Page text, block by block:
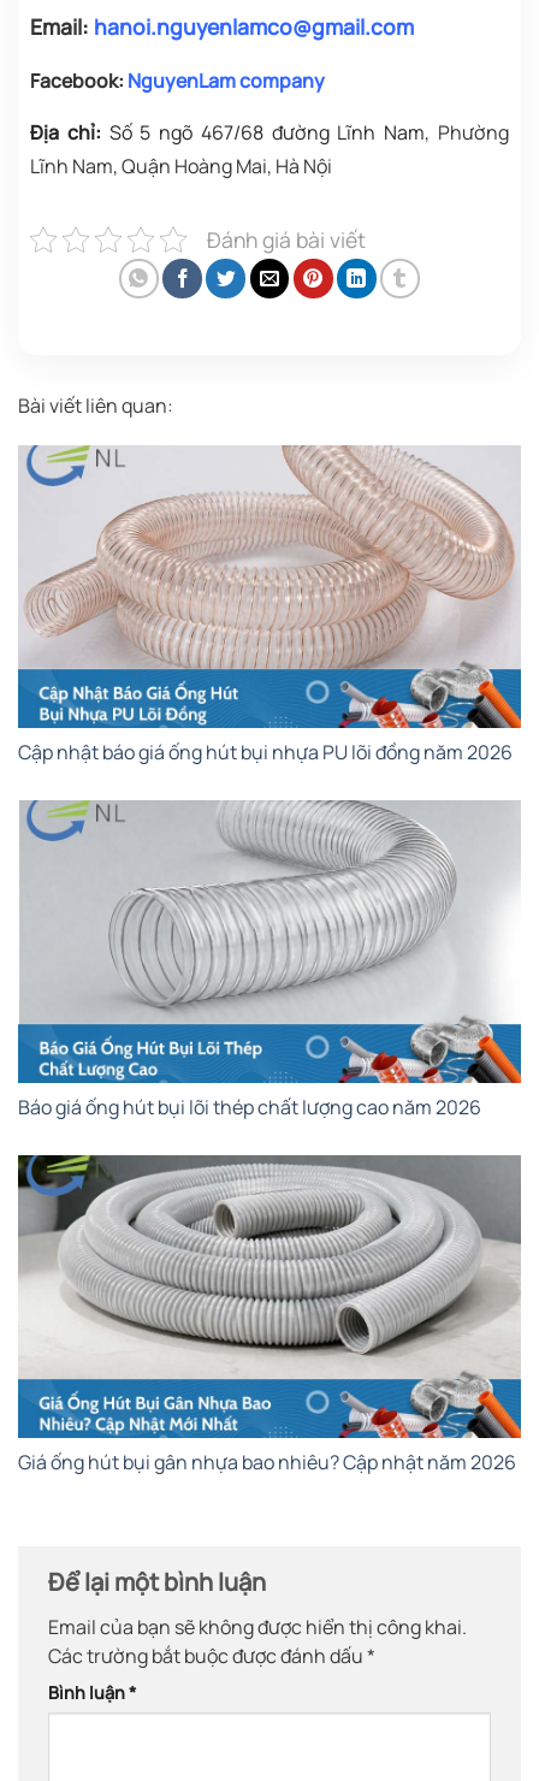
Email: hanoi.nguyenlamco@gmail.com
Facebook: NguyenLam company
Địa chỉ: Số 5 ngõ 467/68 đường Lĩnh Nam, Phường
Lĩnh Nam, Quận Hoàng Mai, Hà Nội
Đánh giá bài viết
Bài viết liên quan:
Cập nhật báo giá ống hút bụi nhựa PU lõi đồng năm 2026
Báo giá ống hút bụi lõi thép chất lượng cao năm 2026
Giá ống hút bụi gân nhựa bao nhiêu? Cập nhật năm 2026
Để lại một bình luận
Email của bạn sẽ không được hiển thị công khai.
Các trường bắt buộc được đánh dấu*
Bình luận*